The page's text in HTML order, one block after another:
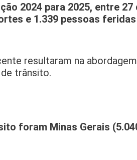
2024 para 2025, entre 27
e 1.339 pessoas
resultaram na
trânsito.
foram Minas Gerais